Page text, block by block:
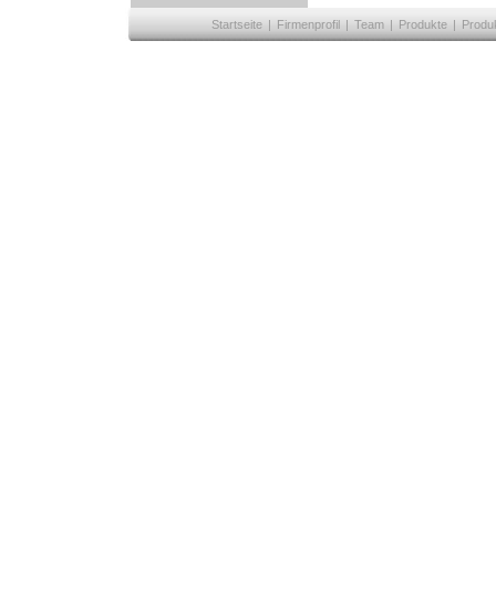
Startseite | Firmenprofil | Team | Produkte |